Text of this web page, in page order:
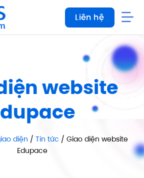
Liên hệ
website
diện / Tin tức / Giao diện website
Edupace